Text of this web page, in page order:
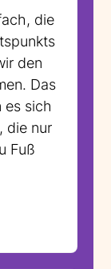
die
den
Das
es sich
die nur
Fuß